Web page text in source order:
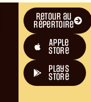
Retour au
répertoire
Apple
Store
plays
store